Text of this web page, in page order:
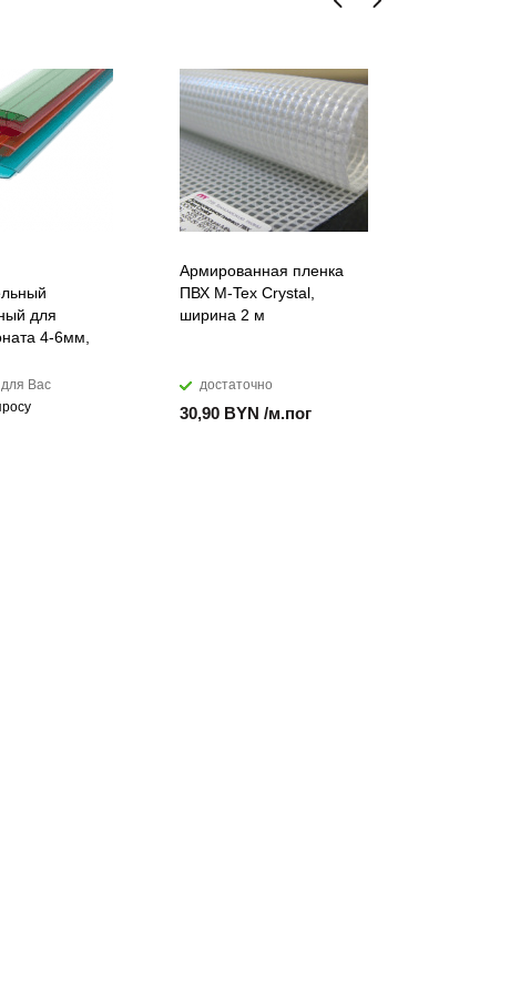
для
4-6мм,
Вас
Армированная пленка
ПВХ M-Tex Crystal,
ширина 2 м
достаточно
30,90 BYN /м.пог